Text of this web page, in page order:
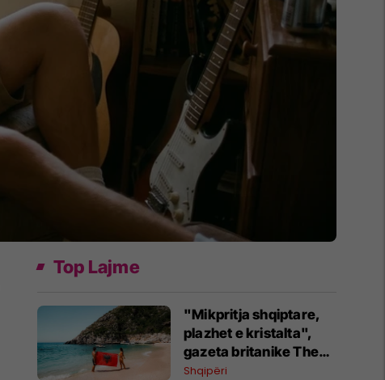
Top Lajme
"Mikpritja shqiptare,
plazhet e kristalta",
gazeta britanike The
Sun i kushton artikull
Shqipëri